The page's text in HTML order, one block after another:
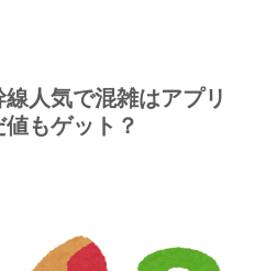
人気で混雑はアプリ
もゲット？